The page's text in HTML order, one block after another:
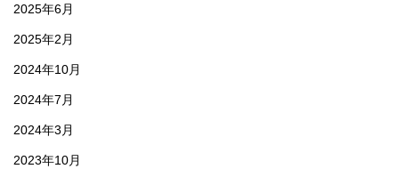
2025年6月
2025年2月
2024年10月
2024年7月
2024年3月
2023年10月